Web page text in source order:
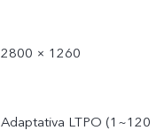
2800 × 1260
Adaptativa LTPO (1~120